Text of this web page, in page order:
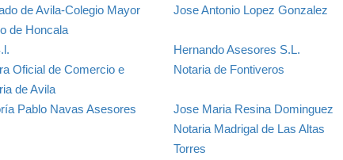
de Avila-Colegio Mayor
de Honcala
Jose Antonio Lopez Gonzalez
Hernando Asesores S.L.
Oficial de Comercio e
de Avila
Notaria de Fontiveros
Pablo Navas Asesores
Jose Maria Resina Dominguez
Notaria Madrigal de Las Altas
Torres